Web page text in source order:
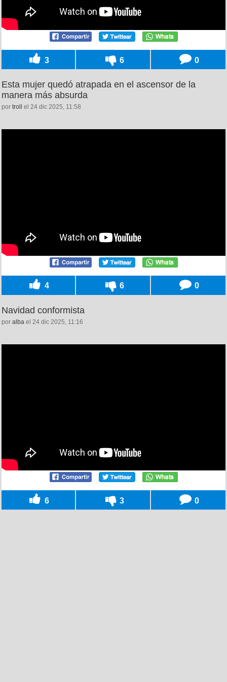
3 6 0
Esta mujer quedó atrapada en el ascensor de la
manera más absurda
por troll el 24 dic 2025, 11:58
4 6 0
Navidad conformista
por alba el 24 dic 2025, 11:16
6 3 0